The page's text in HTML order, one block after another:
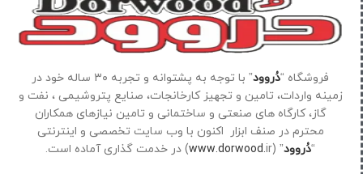
فروشگاه “دُروود
” با توجه به پشتوانه و تجربه ۳۰ ساله خود در
زمینه واردات، تامین و تجهیز کارخانجات، صنایع پتروشیمی ، نفت و
گاز، کارگاه های صنعتی و ساختمانی و تامین نیازهای همکاران
محترم در صنف ابزار اکنون با وب سایت تخصصی و اینترنتی
“دُروود” (
www.dorwood.ir) در خدمت گذاری آماده است.